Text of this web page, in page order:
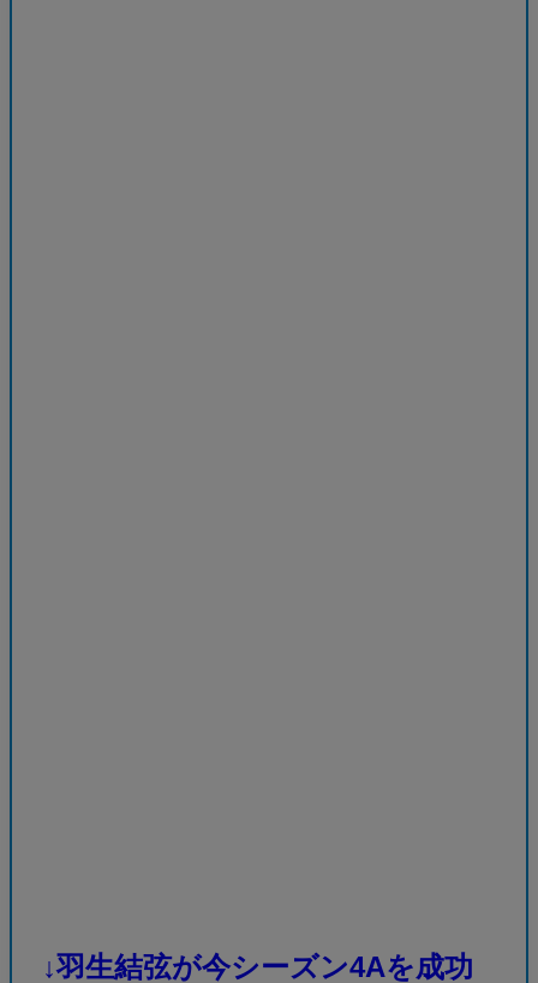
↓羽生結弦が今シーズン4Aを成功